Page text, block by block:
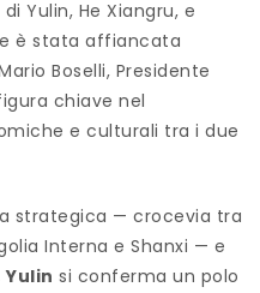
Yulin, He Xiangru, e
è stata affiancata
Boselli, Presidente
chiave nel
e culturali tra i due
strategica — crocevia tra
Interna e Shanxi — e
Yulin si conferma un polo